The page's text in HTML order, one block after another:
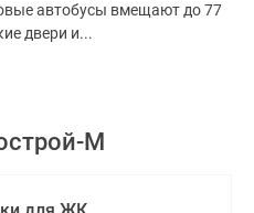
автобусы вмещают до 77
двери и...
М